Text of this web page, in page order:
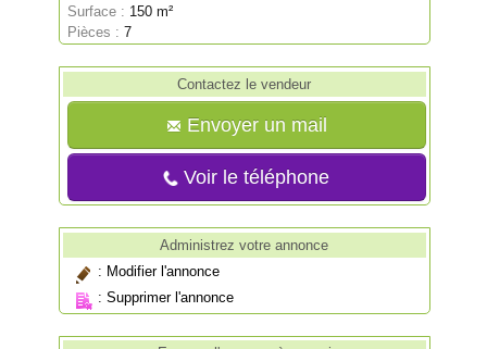
Surface : 150 m²
Pièces : 7
Contactez le vendeur
Envoyer un mail
Voir le téléphone
Administrez votre annonce
: Modifier l'annonce
:Supprimer l'annonce